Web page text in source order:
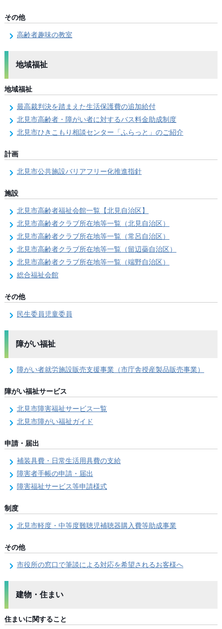
その他
高齢者趣味の教室
地域福祉
地域福祉
最高裁判決を踏まえた生活保護費の追加給付
北見市高齢者・障がい者に対するバス料金助成制度
北見市ひきこもり相談センター「ふらっと」のご紹介
計画
北見市公共施設バリアフリー化推進指針
施設
北見市高齢者福祉会館一覧【北見自治区】
北見市高齢者クラブ所在地等一覧（北見自治区）
北見市高齢者クラブ所在地等一覧（常呂自治区）
北見市高齢者クラブ所在地等一覧（留辺蘂自治区）
北見市高齢者クラブ所在地等一覧（端野自治区）
総合福祉会館
その他
民生委員児童委員
障がい福祉
障がい者就労施設販売支援事業（市庁舎授産製品販売事業）
障がい福祉サービス
北見市障害福祉サービス一覧
北見市障がい福祉ガイド
申請・届出
補装具費・日常生活用具費の支給
障害者手帳の申請・届出
障害福祉サービス等申請様式
制度
北見市軽度・中等度難聴児補聴器購入費等助成事業
その他
市役所の窓口で筆談による対応を希望されるお客様へ
建物・住まい
住まいに関すること